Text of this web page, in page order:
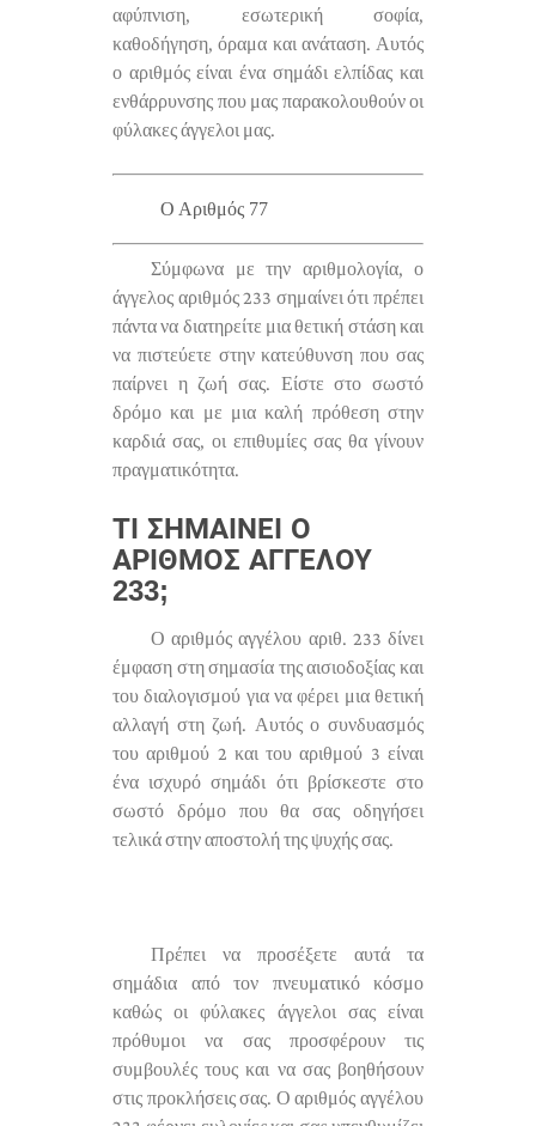
αφύπνιση, εσωτερική σοφία,
καθοδήγηση, όραμα και ανάταση. Αυτός
ο αριθμός είναι ένα σημάδι ελπίδας και
ενθάρρυνσης που μας παρακολουθούν οι
φύλακες άγγελοι μας.
Ο Αριθμός 77
Σύμφωνα με την αριθμολογία, ο
άγγελος αριθμός 233 σημαίνει ότι πρέπει
πάντα να διατηρείτε μια θετική στάση και
να πιστεύετε στην κατεύθυνση που σας
παίρνει η ζωή σας. Είστε στο σωστό
δρόμο και με μια καλή πρόθεση στην
καρδιά σας, οι επιθυμίες σας θα γίνουν
πραγματικότητα.
ΤΙ ΣΗΜΑΊΝΕΙ Ο
ΑΡΙΘΜΌΣ ΑΓΓΈΛΟΥ
233;
Ο αριθμός αγγέλου αριθ. 233 δίνει
έμφαση στη σημασία της αισιοδοξίας και
του διαλογισμού για να φέρει μια θετική
αλλαγή στη ζωή. Αυτός ο συνδυασμός
του αριθμού 2 και του αριθμού 3 είναι
ένα ισχυρό σημάδι ότι βρίσκεστε στο
σωστό δρόμο που θα σας οδηγήσει
τελικά στην αποστολή της ψυχής σας.
Πρέπει να προσέξετε αυτά τα
σημάδια από τον πνευματικό κόσμο
καθώς οι φύλακες άγγελοι σας είναι
πρόθυμοι να σας προσφέρουν τις
συμβουλές τους και να σας βοηθήσουν
στις προκλήσεις σας. Ο αριθμός αγγέλου